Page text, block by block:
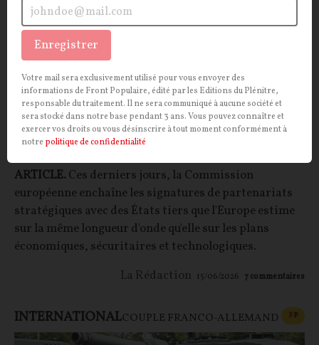
De la Corée du Sud au Brésil, Bruxelles en
opération drague internationale
ARTICLE.Ces derniers jours, la Commission
européenne enchaîne les signatures de partenariats
stratégiques avec des États tiers que l'Europe estime
sur la même longueur d'onde qu'elle sur les plans
économiques, sécuritaires et technologiques.
La Rédaction 15/06/2026 7commentaires
INTERNATIONALCOUPLE FRANCO-ALLEMAND FP
Enregistrer
Votre mail sera exclusivement utilisé pour vous envoyer des
informations de Front Populaire, édité par les Editions du Plénitre,
responsable du traitement. Il ne sera communiqué à aucune société et
sera stocké dans notre base pendant 3 ans. Vous pouvez connaître et
exercer vos droits ou vous désinscrire à tout moment conformément à
notre politique de confidentialité